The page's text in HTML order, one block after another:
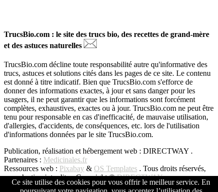
TrucsBio.com : le site des trucs bio, des recettes de grand-mère
et des astuces naturelles
TrucsBio.com décline toute responsabilité autre qu'informative des
trucs, astuces et solutions cités dans les pages de ce site. Le contenu
est donné à titre indicatif. Bien que TrucsBio.com s'efforce de
donner des informations exactes, à jour et sans danger pour les
usagers, il ne peut garantir que les informations sont forcément
complètes, exhaustives, exactes ou à jour. TrucsBio.com ne peut être
tenu pour responsable en cas d'inefficacité, de mauvaise utilisation,
d'allergies, d'accidents, de conséquences, etc. lors de l'utilisation
d'informations données par le site TrucsBio.com.
Publication, réalisation et hébergement web : DIRECTWAY .
Partenaires : Medicinales.fr
Ressources web : Pixabay & OS Templates . Tous droits réservés,
reproduction interdite - Copyright ©DIRECTWAY
Ce site utilise des cookies pour vous offrir le meilleur service. En